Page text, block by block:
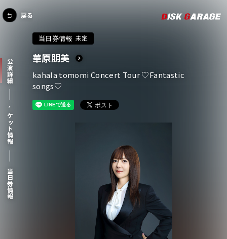
公演詳細
チケット情報
当日券情報
当日券情報 未定
華原朋美
kahala tomomi Concert Tour ♡Fantastic
songs♡
戻る